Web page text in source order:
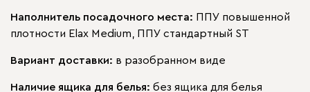
Наполнитель посадочного места: ППУ повышенной
плотности Elax Medium, ППУ стандартный ST
Вариант доставки: в разобранном виде
Наличие ящика для белья: без ящика для белья